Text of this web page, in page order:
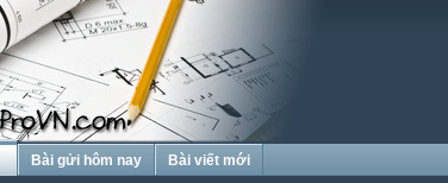
Bài gửi hôm nay Bài viết mới